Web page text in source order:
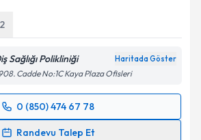
2
Sağlığı Polikliniği Haritada Göster
Cadde No:1C Kaya Plaza Ofisleri
0 (850) 474 67 78
Randevu Talep Et
Talebi